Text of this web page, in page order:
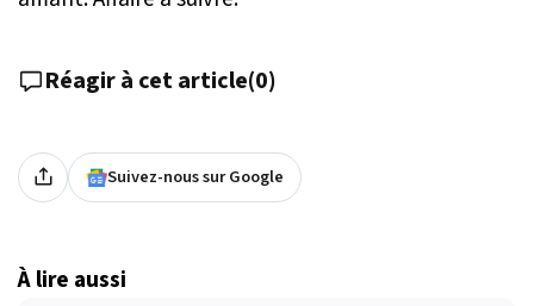
Réagir à cet article(0)
Suivez-nous sur Google
À lire aussi